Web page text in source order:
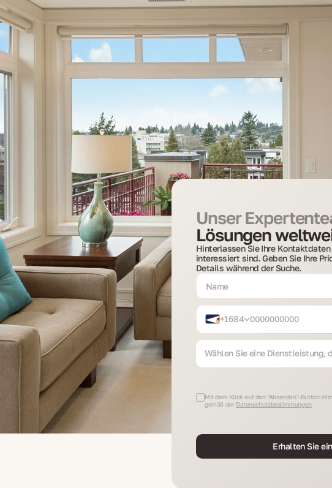
Unser
Lösungen
Hinterlassen Sie Ihre
interessiert sind. Geben Sie Ihre
Details während der Suche.
+1684
Wählen Sie eine Dienstleistung,
Mit dem Klick auf den "Absenden"-Button
gemäß der Datenschutzbestimmungen
Erhalten Sie